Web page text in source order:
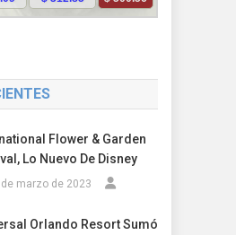
Flower & Garden
Lo Nuevo De Disney
marzo de 2023
Orlando Resort Sumó